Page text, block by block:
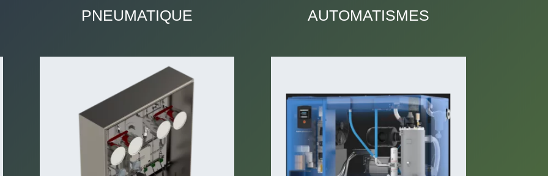
PNEUMATIQUE AUTOMATISMES